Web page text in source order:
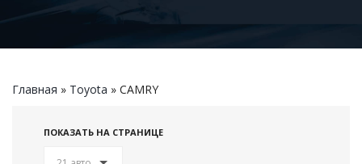
Главная » Toyota » CAMRY
ПОКАЗАТЬ НА СТРАНИЦЕ